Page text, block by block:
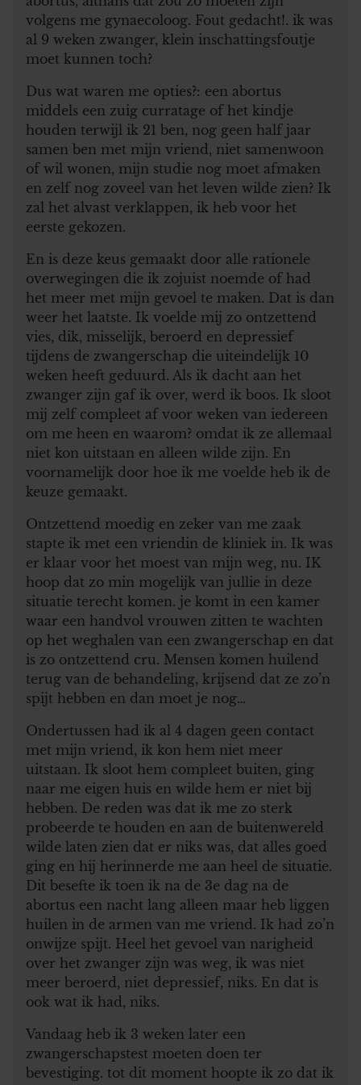
volgens me gynaecoloog. Fout gedacht!. ik was
al 9 weken zwanger, klein inschattingsfoutje
moet kunnen toch?
Dus wat waren me opties?: een abortus
middels een zuig curratage of het kindje
houden terwijl ik 21 ben, nog geen half jaar
samen ben met mijn vriend, niet samenwoon
of wil wonen, mijn studie nog moet afmaken
en zelf nog zoveel van het leven wilde zien? Ik
zal het alvast verklappen, ik heb voor het
eerste gekozen.
En is deze keus gemaakt door alle rationele
overwegingen die ik zojuist noemde of had
het meer met mijn gevoel te maken. Dat is dan
weer het laatste. Ik voelde mij zo ontzettend
vies, dik, misselijk, beroerd en depressief
tijdens de zwangerschap die uiteindelijk 10
weken heeft geduurd. Als ik dacht aan het
zwanger zijn gaf ik over, werd ik boos. Ik sloot
mij zelf compleet af voor weken van iedereen
om me heen en waarom? omdat ik ze allemaal
niet kon uitstaan en alleen wilde zijn. En
voornamelijk door hoe ik me voelde heb ik de
keuze gemaakt.
Ontzettend moedig en zeker van me zaak
stapte ik met een vriendin de kliniek in. Ik was
er klaar voor het moest van mijn weg, nu. IK
hoop dat zo min mogelijk van jullie in deze
situatie terecht komen. je komt in een kamer
waar een handvol vrouwen zitten te wachten
op het weghalen van een zwangerschap en dat
is zo ontzettend cru. Mensen komen huilend
terug van de behandeling, krijsend dat ze zo’n
spijt hebben en dan moet je nog…
Ondertussen had ik al 4 dagen geen contact
met mijn vriend, ik kon hem niet meer
uitstaan. Ik sloot hem compleet buiten, ging
naar me eigen huis en wilde hem er niet bij
hebben. De reden was dat ik me zo sterk
probeerde te houden en aan de buitenwereld
wilde laten zien dat er niks was, dat alles goed
ging en hij herinnerde me aan heel de situatie.
Dit besefte ik toen ik na de 3e dag na de
abortus een nacht lang alleen maar heb liggen
huilen in de armen van me vriend. Ik had zo’n
onwijze spijt. Heel het gevoel van narigheid
over het zwanger zijn was weg, ik was niet
meer beroerd, niet depressief, niks. En dat is
ook wat ik had, niks.
Vandaag heb ik 3 weken later een
zwangerschapstest moeten doen ter
bevestiging. tot dit moment hoopte ik zo dat ik